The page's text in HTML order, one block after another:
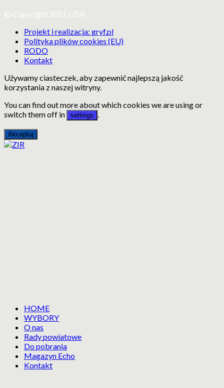
© Copyright 2021 | ZIR
Projekt i realizacja: gryf.pl
Polityka plików cookies (EU)
RODO
Kontakt
Używamy ciasteczek, aby zapewnić najlepszą jakość
korzystania z naszej witryny.
You can find out more about which cookies we are using or
switch them off in
settings
Akceptuj
HOME
WYBORY
O nas
Rady powiatowe
Do pobrania
Magazyn Echo
Kontakt